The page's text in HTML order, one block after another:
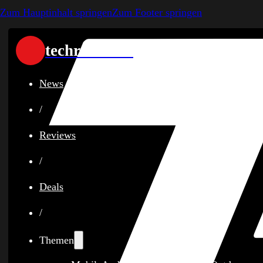
Zum Hauptinhalt springenZum Footer springen
techreviewer
News
/
Reviews
/
Deals
/
Themen